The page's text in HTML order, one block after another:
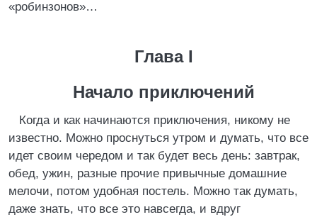
«робинзонов»…
Глава I
Начало приключений
Когда и как начинаются приключения, никому не
известно. Можно проснуться утром и думать, что все
идет своим чередом и так будет весь день: завтрак,
обед, ужин, разные прочие привычные домашние
мелочи, потом удобная постель. Можно так думать,
даже знать, что все это навсегда, и вдруг